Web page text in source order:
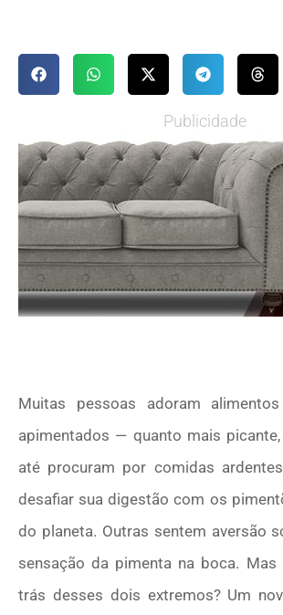
Publicidade
Muitas pessoas adoram alimentos
apimentados — quanto mais
até procuram por comidas
desafiar sua digestão com os
do planeta. Outras sentem aversão
sensação da pimenta na boca.
trás desses dois extremos? Um